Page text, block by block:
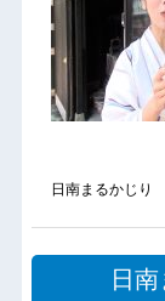
日南まるかじり
日